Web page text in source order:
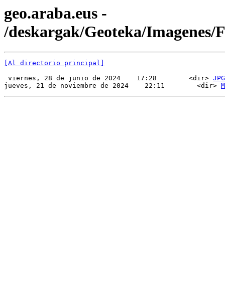
geo.araba.eus -
/deskargak/Geoteka/Imagenes/
[Al directorio principal]
viernes, 28 de junio de 2024    17:28        <dir> JPG
jueves, 21 de noviembre de 2024    22:11        <dir>